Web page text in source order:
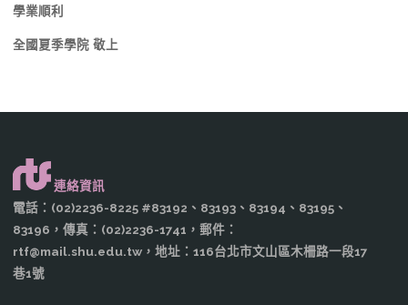
學業順利
全國夏季學院 敬上
連絡資訊
電話：(02)2236-8225 #83192、83193、83194、83195、
83196，傳真：(02)2236-1741，郵件：
rtf@mail.shu.edu.tw，地址：116台北市文山區木柵路一段17
巷1號